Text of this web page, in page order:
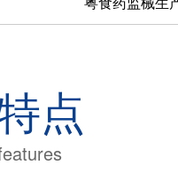
粤食药监械生
点